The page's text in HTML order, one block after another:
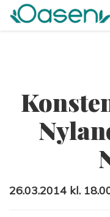
26.03.2014 kl.